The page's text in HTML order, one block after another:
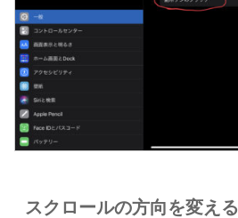
スクロールの方向を変える